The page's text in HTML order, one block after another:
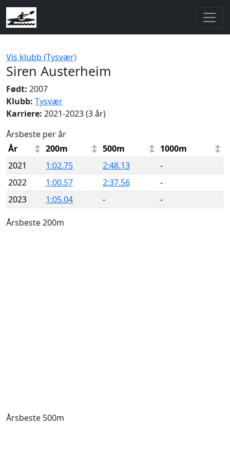
Vis klubb (Tysvær)
Siren Austerheim
Født: 2007
Klubb: Tysvær
Karriere: 2021-2023 (3 år)
Årsbeste per år
År
200m 500m
1000m
2021
1:02.75 2:48.13
-
2022
1:00.57 2:37.56
-
2023
1:05.04 - -
Årsbeste 200m
Årsbeste 500m